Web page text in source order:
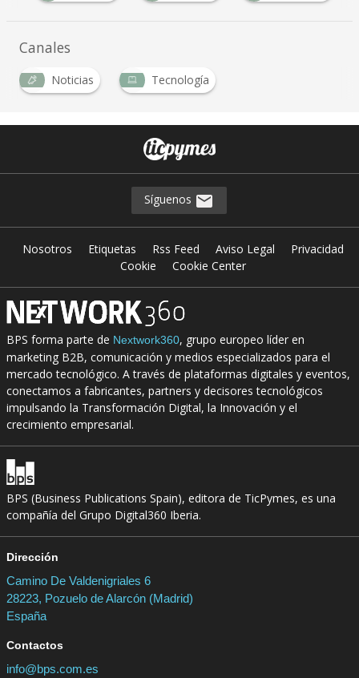
Canales
Noticias Tecnología
Síguenos
Nosotros Etiquetas Rss Feed Aviso Legal
Privacidad
Cookie
Cookie Center
BPS forma parte de Nextwork360, grupo europeo líder en
marketing B2B, comunicación y medios especializados para el
mercado tecnológico. A través de plataformas digitales y eventos,
conectamos a fabricantes, partners y decisores tecnológicos
impulsando la Transformación Digital, la Innovación y el
crecimiento empresarial.
BPS (Business Publications Spain), editora de TicPymes, es una
compañía del Grupo Digital360 Iberia.
Dirección
Camino De Valdenigriales 6
28223, Pozuelo de Alarcón (Madrid)
España
Contactos
info@bps.com.es